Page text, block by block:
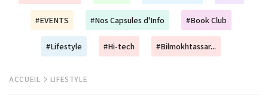
#EVENTS #Nos Capsules d'Info #Book Club
#Lifestyle #Hi-tech #Bilmokhtassar...
ACCUEIL LIFESTYLE